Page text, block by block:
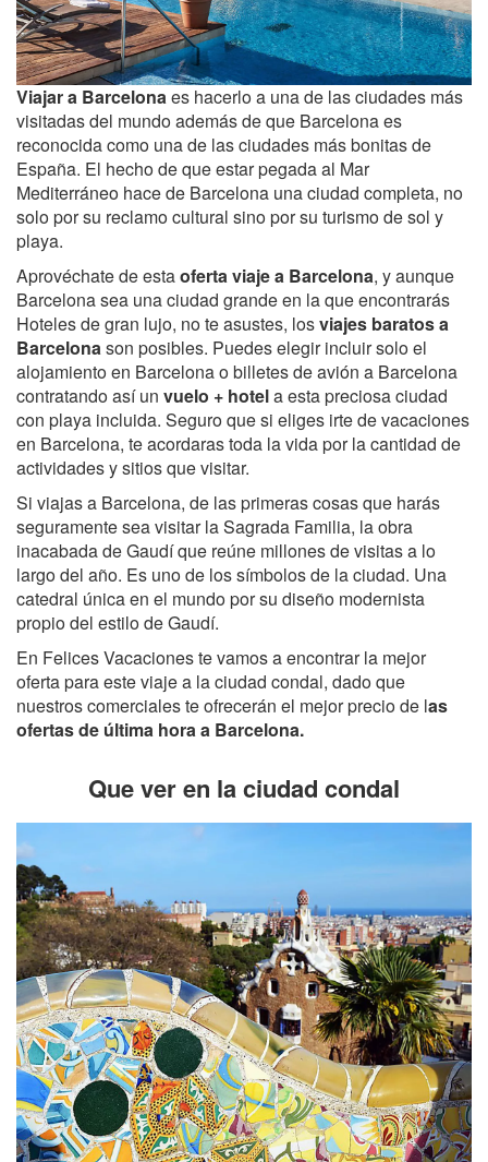
Viajar a Barcelonaes hacerlo a una de las ciudades más
visitadas del mundo además de que Barcelona es
reconocida como una de las ciudades más bonitas de
España. El hecho de que estar pegada al Mar
Mediterráneo hace de Barcelona una ciudad completa, no
solo por su reclamo cultural sino por su turismo de sol y
playa.
Aprovéchate de estaoferta viaje a Barcelona, y aunque
Barcelona sea una ciudad grande en la que encontrarás
Hoteles de gran lujo, no te asustes, losviajes baratos a
Barcelonason posibles. Puedes elegir incluir solo el
alojamiento en Barcelona o billetes de avión a Barcelona
contratando así un vuelo + hotela esta preciosa ciudad
con playa incluida. Seguro que si eliges irte de vacaciones
en Barcelona, te acordaras toda la vida por la cantidad de
actividades y sitios que visitar.
Si viajas a Barcelona, de las primeras cosas que harás
seguramente sea visitar la Sagrada Familia, la obra
inacabada de Gaudí que reúne millones de visitas a lo
largo del año. Es uno de los símbolos de la ciudad. Una
catedral única en el mundo por su diseño modernista
propio del estilo de Gaudí.
En Felices Vacaciones te vamos a encontrar la mejor
oferta para este viaje a la ciudad condal, dado que
nuestros comerciales te ofrecerán el mejor precio de las
ofertas de última hora a Barcelona.
Que ver en la ciudad condal